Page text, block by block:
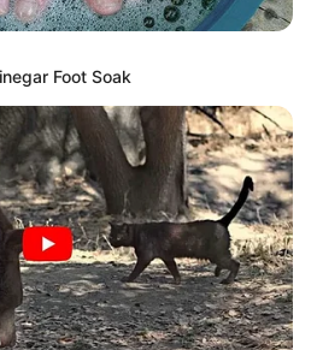
CƏMİYYƏT
yarısı artıq
0 0
Foot Soak